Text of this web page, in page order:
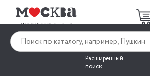
Расширенный
поиск